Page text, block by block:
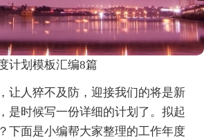
计划模板汇编8篇
让人猝不及防，迎接我们的将是新
是时候写一份详细的计划了。拟起
下面是小编帮大家整理的工作年度